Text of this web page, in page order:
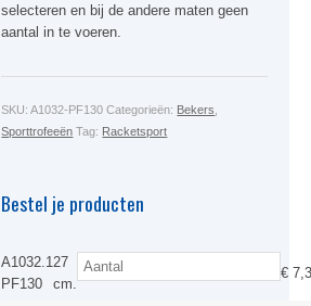
selecteren en bij de andere maten geen
aantal in te voeren.
SKU:A1032-PF130 Categorieën: Bekers
Sporttrofeeën Tag: Racketsport
Bestel je producten
A1032.1
PF130
27
cm.
€